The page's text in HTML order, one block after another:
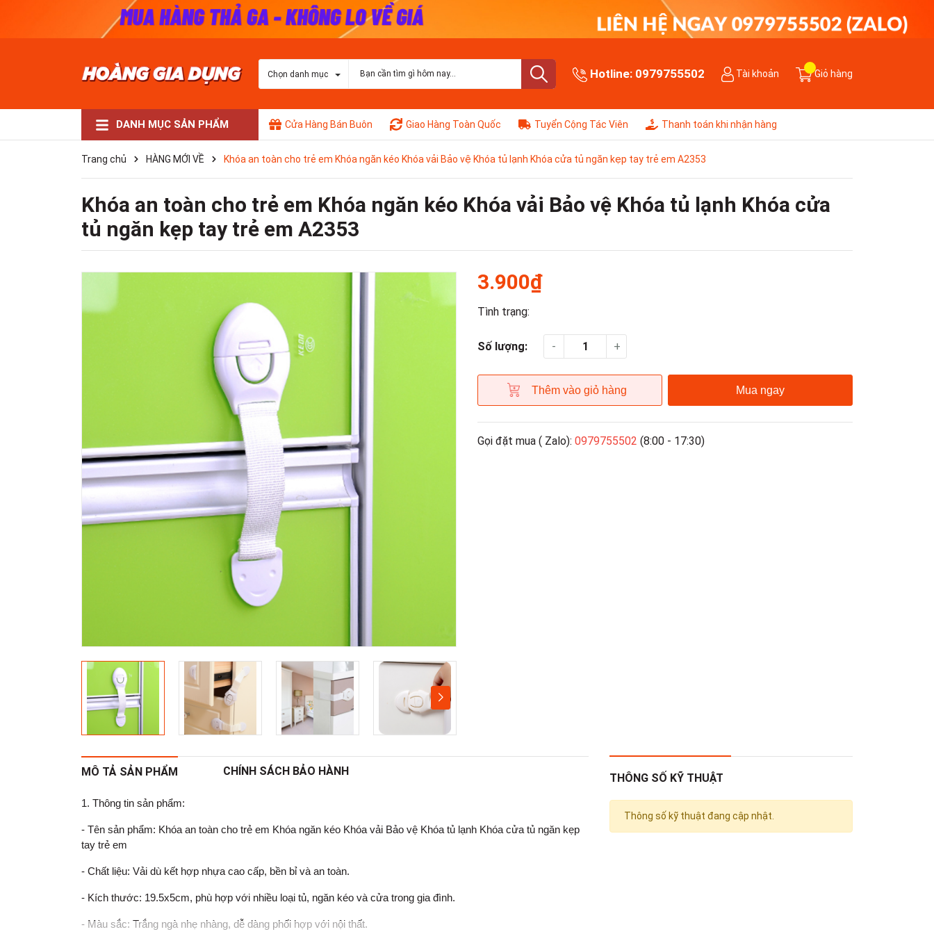
Chọn danh mục Hotline: 0979755502 Tài khoản Giỏ hàng
DANH MỤC SẢN PHẨM Cửa Hàng Bán Buôn Giao Hàng Toàn Quốc Tuyển Cộng Tác Viên Thanh toán khi nhận hàng
Trang chủ HÀNG MỚI VỀ Khóa an toàn cho trẻ em Khóa ngăn kéo Khóa vải Bảo vệ Khóa tủ lạnh Khóa cửa tủ ngăn kẹp tay trẻ em A2353
Khóa an toàn cho trẻ em Khóa ngăn kéo Khóa vải Bảo vệ Khóa tủ lạnh Khóa cửa
tủ ngăn kẹp tay trẻ em A2353
3.900₫
Tình trạng:
Số lượng: - +
Thêm vào giỏ hàng Mua ngay
Gọi đặt mua ( Zalo): 0979755502 (8:00 - 17:30)
MÔ TẢ SẢN PHẨM CHÍNH SÁCH BẢO HÀNH
1. Thông tin sản phẩm:
- Tên sản phẩm: Khóa an toàn cho trẻ em Khóa ngăn kéo Khóa vải Bảo vệ Khóa tủ lạnh Khóa cửa tủ ngăn kẹp
tay trẻ em
- Chất liệu: Vải dù kết hợp nhựa cao cấp, bền bỉ và an toàn.
- Kích thước: 19.5x5cm, phù hợp với nhiều loại tủ, ngăn kéo và cửa trong gia đình.
- Màu sắc: Trắng ngà nhẹ nhàng, dễ dàng phối hợp với nội thất.
THÔNG SỐ KỸ THUẬT
Thông số kỹ thuật đang cập nhật.